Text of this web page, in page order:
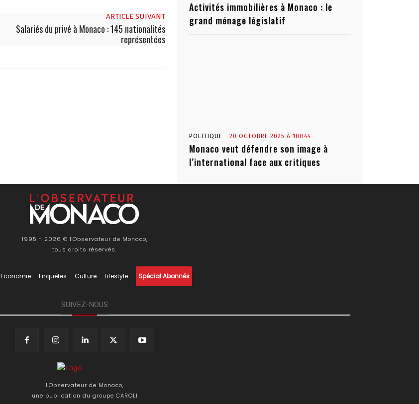
ARTICLE SUIVANT
Salariés du privé à Monaco : 145 nationalités
représentées
Activités immobilières à Monaco : le
grand ménage législatif
POLITIQUE 20 OCTOBRE 2025 À 10H44
Monaco veut défendre son image à
l’international face aux critiques
1995 - 2026 © l'Observateur de Monaco,
tous droits réservés.
Economie Enquêtes Culture Lifestyle Spécial Abonnés
SUIVEZ-NOUS
l'Observateur de Monaco,
une publication du groupe CAROLI